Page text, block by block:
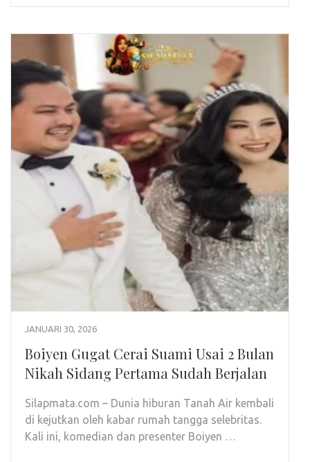
JANUARI 30, 2026
Boiyen Gugat Cerai Suami Usai 2 Bulan
Nikah Sidang Pertama Sudah Berjalan
Silapmata.com – Dunia hiburan Tanah Air kembali
di kejutkan oleh kabar rumah tangga selebritas.
Kali ini, komedian dan presenter Boiyen …